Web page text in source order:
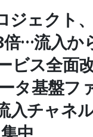
ジェクト
倍…流入か
ビス全面
タ基盤フ
入チャネ
中